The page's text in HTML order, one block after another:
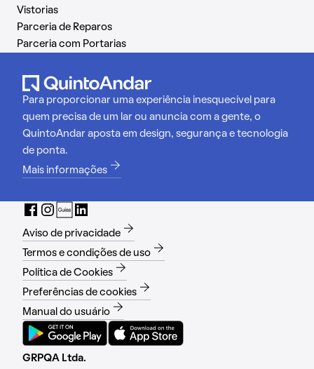
Vistorias
Parceria de Reparos
Parceria com Portarias
Para proporcionar uma experiência inesquecível para
quem precisa de um lar ou anuncia com a gente, o
QuintoAndar aposta em design, segurança e tecnologia
de ponta.
Mais informações
Aviso de privacidade
Termos e condições de uso
Política de Cookies
Preferências de cookies
Manual do usuário
GRPQA Ltda.